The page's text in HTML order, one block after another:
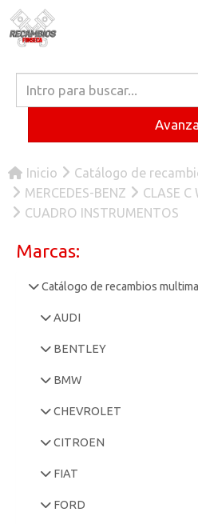
Inicio
Catálogo de
MERCEDES-BENZ
CLASE C
CUADRO INSTRUMENTOS
Marcas:
Catálogo de recambios
AUDI
BENTLEY
BMW
CHEVROLET
CITROEN
FIAT
FORD